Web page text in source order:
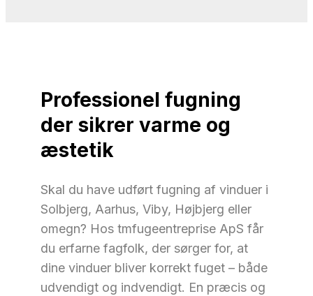
Professionel fugning
der sikrer varme og
æstetik
Skal du have udført fugning af vinduer i
Solbjerg, Aarhus, Viby, Højbjerg eller
omegn? Hos tmfugeentreprise ApS får
du erfarne fagfolk, der sørger for, at
dine vinduer bliver korrekt fuget – både
udvendigt og indvendigt. En præcis og